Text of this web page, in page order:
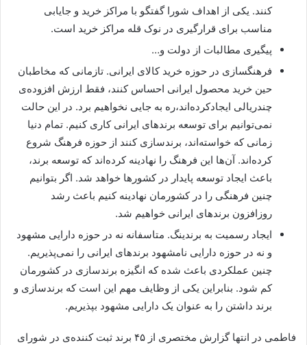
کنند. یکی از اهداف شورا گفتگو با مراکز خرید و جایابی
مناسب برای قرارگیری در نوک قله مراکز خرید است.
پیگیری مطالبات از دولت و…
فرهنگسازی در حوزه خرید کالای ایرانی. تازمانی که مخاطبان
حین خرید محصول ایرانی احساس کنند، فقط ارزش افزوده‌ی
چندریالی ایجادکرده‌اند،ره به جایی نخواهیم برد. در این حالت
نمی‌توانیم برای توسعه برندهای ایرانی کاری کنیم. تمام دنیا
زمانی که خواسته‌اند، برندسازی کنند از حوزه فرهنگ شروع
کرده‌اند. آن‌ها این فرهنگ را نهادینه کرده‌اند که توسعه برند،
باعث ایجاد توسعه پایدار در کشورها خواهد شد. اگر بتوانیم
چنین فرهنگی را در کشورمان نهادینه کنیم باعث رشد
روزافزون برندهای ایرانی خواهیم شد.
ایجاد رسمیت به برندینگ. متاسفانه نه در حوزه دارایی مشهود
و نه در حوزه دارایی نامشهود برندهای ایرانی را نمی‌پذیریم.
چنین عملکردی باعث شده که انگیزه برندسازی در کشورمان
کم شود. بنابراین یکی از وظایف مهم این است که برندسازی و
برند داشتن را به عنوان یک دارایی مشهود بپذیریم.
فاطمی در انتها گزارش مختصری از ۴۵ برند ثبت کننده‌ی در شورای